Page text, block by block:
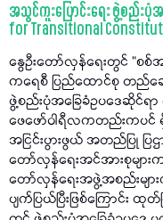
အသွင်ကူးပြောင်းရေး ဖွဲ့စည်း
for Transitional
နွေဦးတော်လှန်ရေးတွင် “စစ်
ကရေစီ ပြည်ထောင်စု တည်ဆ
ဖွဲ့စည်းပုံအခြေခံဥပဒေဆိုင်ရာ
ဖေဖော်ဝါရီလကတည်းကပ
အငြင်းပွားဖွယ် အတည်ပြု ပ
တော်လှန်ရေးအင်အားစုမျ
တော်လှန်ရေးအဖွဲ့အစည်းမျ
ပျက်ပြယ်ပြီးဖြစ်ကြောင်း